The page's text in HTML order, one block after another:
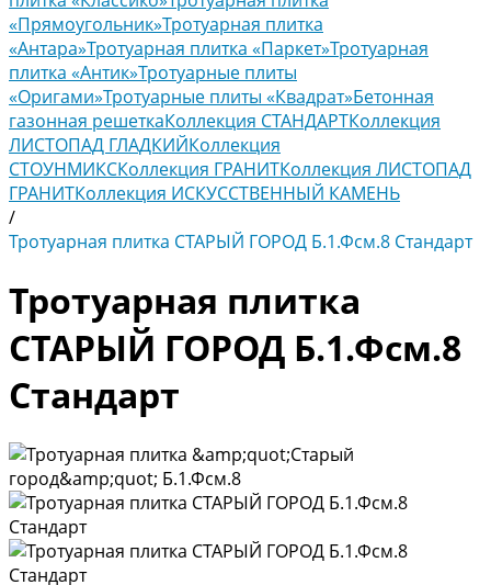
«Прямоугольник»Тротуарная плитка
«Антара»Тротуарная плитка «Паркет»Тротуарная
плитка «Антик»Тротуарные плиты
«Оригами»Тротуарные плиты «Квадрат»Бетонная
газонная решеткаКоллекция СТАНДАРТКоллекция
ЛИСТОПАД ГЛАДКИЙКоллекция
СТОУНМИКСКоллекция ГРАНИТКоллекция ЛИСТОПАД
ГРАНИТКоллекция ИСКУССТВЕННЫЙ КАМЕНЬ
/
Тротуарная плитка СТАРЫЙ ГОРОД Б.1.Фсм.8 Стандарт
Тротуарная плитка
СТАРЫЙ ГОРОД Б.1.Фсм.8
Стандарт